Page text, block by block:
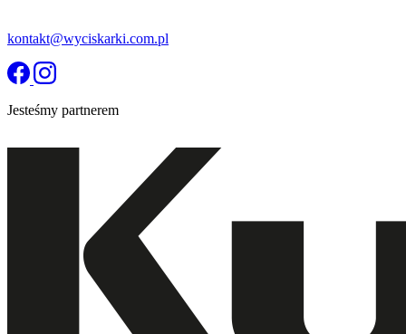
kontakt@wyciskarki.com.pl
Jesteśmy partnerem